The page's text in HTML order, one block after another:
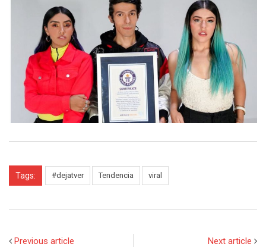
Tags: #dejatver Tendencia viral
Previous article Next article